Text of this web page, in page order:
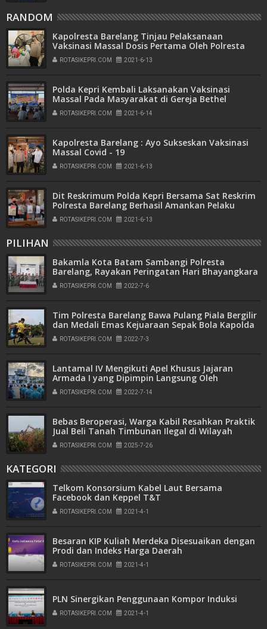
RANDOM
Kapolresta Barelang Tinjau Pelaksanaan
Vaksinasi Massal Dosis Pertama Oleh Polresta
Barelang, Kodim 0316, dan Dinas Kesehatan Kota
Batam
ROTASIKEPRI.COM 2021-6-13
Polda Kepri Kembali Laksanakan Vaksinasi
Massal Pada Masyarakat di Gereja Bethel
Indonesia Batam
ROTASIKEPRI.COM 2021-6-14
Kapolresta Barelang : Ayo Sukseskan Vaksinasi
Massal Covid - 19
ROTASIKEPRI.COM 2021-6-13
Dit Reskrimum Polda Kepri Bersama Sat Reskrim
Polresta Barelang Berhasil Amankan Pelaku
Premanisme dan Pungli
ROTASIKEPRI.COM 2021-6-13
PILIHAN
Bakamla Kota Batam Sambangi Polresta
Barelang, Rayakan Peringatan Hari Bhayangkara
ke-76
ROTASIKEPRI.COM 2022-7-6
Tim Polresta Barelang Bawa Pulang Piala Bergilir
dan Medali Emas Kejuaraan Sepak Bola Kapolda
Kepri Cup Tahun 2022
ROTASIKEPRI.COM 2022-7-3
Lantamal IV Mengikuti Apel Khusus Jajaran
Armada I yang Dipimpin Langsung Oleh
Pangkoarmada I
ROTASIKEPRI.COM 2022-7-14
Bebas Beroperasi, Warga Kabil Resahkan Praktik
Jual Beli Tanah Timbunan Ilegal di Wilayah
Pemukiman
ROTASIKEPRI.COM 2025-7-26
KATEGORI
Telkom Konsorsium Kabel Laut Bersama
Facebook dan Keppel T&T
ROTASIKEPRI.COM 2021-4-1
Besaran KIP Kuliah Merdeka Disesuaikan dengan
Prodi dan Indeks Harga Daerah
ROTASIKEPRI.COM 2021-4-1
PLN Sinergikan Penggunaan Kompor Induksi
ROTASIKEPRI.COM 2021-4-1